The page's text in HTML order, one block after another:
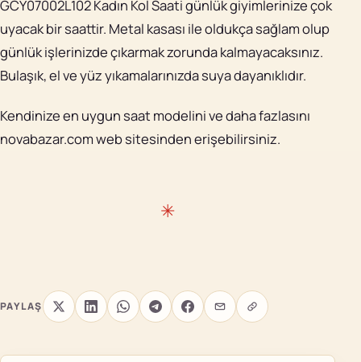
GCY07002L102 Kadın Kol Saati günlük giyimlerinize çok
uyacak bir saattir. Metal kasası ile oldukça sağlam olup
günlük işlerinizde çıkarmak zorunda kalmayacaksınız.
Bulaşık, el ve yüz yıkamalarınızda suya dayanıklıdır.
Kendinize en uygun saat modelinive daha fazlasını
novabazar.com web sitesinden erişebilirsiniz.
PAYLAŞ